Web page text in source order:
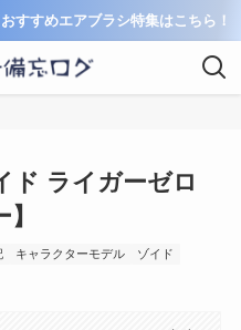
すすめエアブラシ特集はこちら！
ド ライガーゼロ
キャラクターモデル ゾイド